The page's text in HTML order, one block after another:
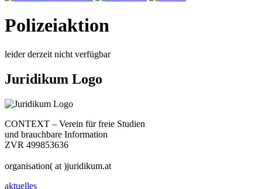
Polizeiaktion
leider derzeit nicht verfügbar
Juridikum Logo
CONTEXT – Verein für freie Studien
und brauchbare Information
ZVR 499853636
organisation( at )juridikum.at
aktuelles